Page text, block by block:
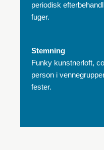
periodisk
fuger.
Stemning
Funky kunstnerloft,
person i
fester.